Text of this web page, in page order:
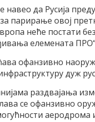
навео да Русија
парирање овој
неће постати
елемената
офанзивно
дуж
раздвајања
се офанзивно
аеродрома